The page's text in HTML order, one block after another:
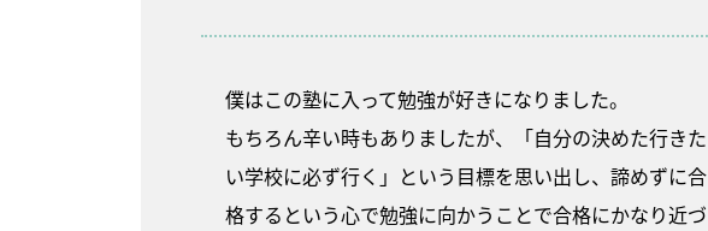
僕はこの塾に入って勉強が好きになりました。
もちろん辛い時もありましたが、「自分の決めた行きた
い学校に必ず行く」という目標を思い出し、諦めずに合
格するという心で勉強に向かうことで合格にかなり近づ